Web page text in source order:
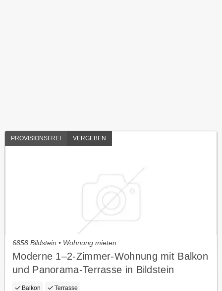
PROVISIONSFREI VERGEBEN
6858 Bildstein • Wohnung mieten
Moderne 1–2‑Zimmer‑Wohnung mit Balkon
und Panorama‑Terrasse in Bildstein
Balkon Terrasse